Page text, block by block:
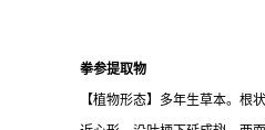
拳参提取物
【植物形态】多年生草本。根